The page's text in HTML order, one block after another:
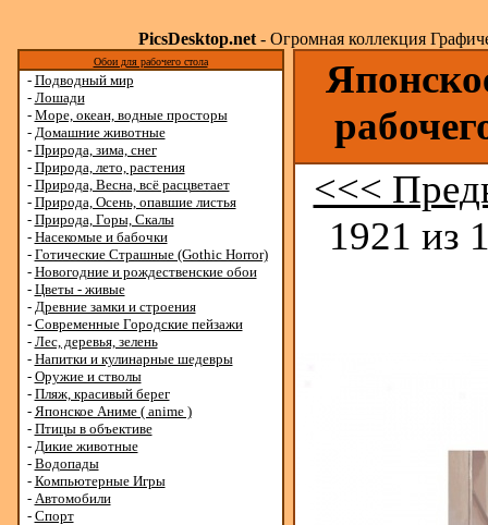
PicsDesktop.net- Огромная коллекция
Обои для рабочего стола
- Подводный мир
- Лошади
- Море, океан, водные просторы
- Домашние животные
- Природа, зима, снег
- Природа, лето, растения
- Природа, Весна, всё расцветает
- Природа, Осень, опавшие листья
- Природа, Горы, Скалы
- Насекомые и бабочки
- Готические Страшные (Gothic Horror)
- Новогодние и рождественские обои
- Цветы - живые
- Древние замки и строения
- Современные Городские пейзажи
- Лес, деревья, зелень
- Напитки и кулинарные шедевры
- Оружие и стволы
- Пляж, красивый берег
- Японское Аниме ( anime )
- Птицы в объективе
- Дикие животные
- Водопады
- Компьютерные Игры
- Автомобили
- Спорт
<<<
1921 из